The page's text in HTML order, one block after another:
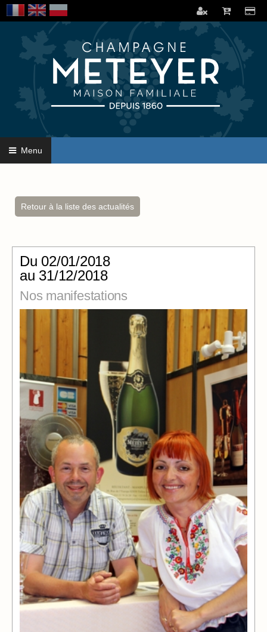
Menu
Retour à la liste des actualités
Du 02/01/2018
au 31/12/2018
Nos manifestations